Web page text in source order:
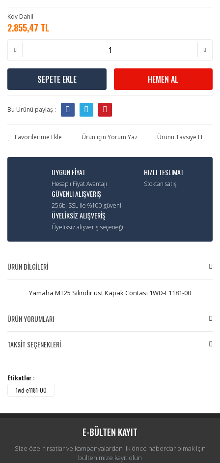
Kdv Dahil
2.855,47 TL
SEPETE EKLE HEMEN AL
Bu Ürünü paylaş :
Ürün için Yorum Yaz Ürünü Tavsiye Et
UYGUN FİYAT
Hesaplı Fiyat Avantajı
HIZLI TESLIMAT
Stoktan satış
GÜVENLI ALIŞVERIŞ
256bi SSL ile %100 güvenli
ÜYELİKSİZ ALIŞVERİŞ
Üyeliksiz alışveriş seçeneği
ÜRÜN BİLGİLERİ
Yamaha MT25 Silindir üst Kapak Contası 1WD-E1181-00
ÜRÜN YORUMLARI
TAKSİT SEÇENEKLERİ
Etiketler :
1wd-e1181-00
E-BÜLTEN KAYIT
Size özel fırsatlar ve kampanyalardan ilk önce haberdar olmak için
bültenimize kayıt olun